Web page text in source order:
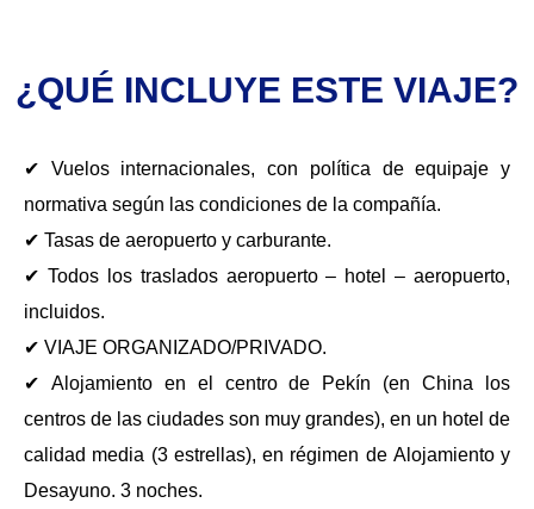
¿QUÉ INCLUYE ESTE VIAJE?
✔ Vuelos internacionales, con política de equipaje y
normativa según las condiciones de la compañía.
✔ Tasas de aeropuerto y carburante.
✔ Todos los traslados aeropuerto – hotel – aeropuerto,
incluidos.
✔ VIAJE ORGANIZADO/PRIVADO.
✔ Alojamiento en el centro de Pekín (en China los
centros de las ciudades son muy grandes), en un hotel de
calidad media (3 estrellas), en régimen de Alojamiento y
Desayuno. 3 noches.